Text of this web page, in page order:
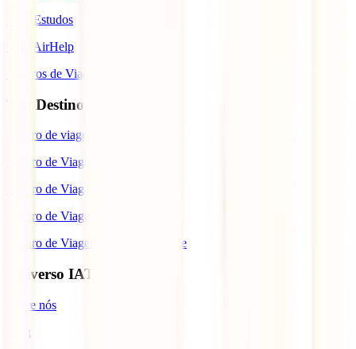
IATI Estudos
IATI AirHelp
Seguros de Viagem
Top Destinos
Seguro de viagem para o Japão
Seguro de Viagem para os EUA
Seguro de Viagem para o Brasil
Seguro de Viagem para Tailândia
Seguro de Viagem para Cabo Verde
Universo IATI
Sobre nós
Blog